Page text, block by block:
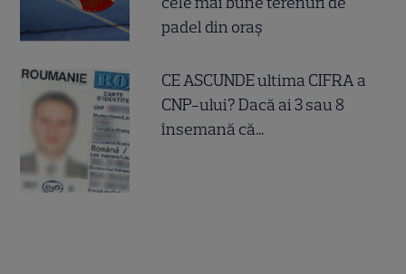
padel din oraș
CE ASCUNDE ultima CIFRA a
CNP-ului? Dacă ai 3 sau 8
însemană că...